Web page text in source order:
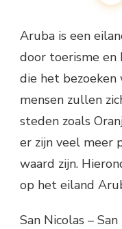
Aruba is een
door toerisme
die het bezoeken
mensen zullen
steden zoals
er zijn veel meer
waard zijn.
op het eiland
San Nicolas –